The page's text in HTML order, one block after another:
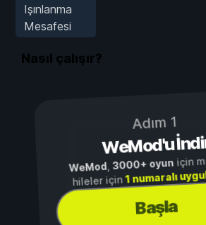
Işınlanma
Mesafesi
Nasıl çalışır?
Adım 1
WeMod'u
WeMod,3000+ oyuniçin
hileler için1 numaralı
Başla